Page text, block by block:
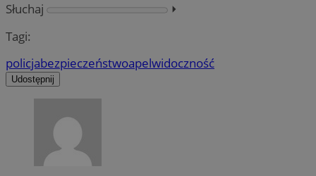
Słuchaj
⏵︎
Tagi:
policjabezpieczeństwoapelwidoczność
Udostępnij